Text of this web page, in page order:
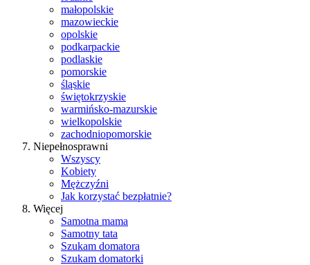
małopolskie
mazowieckie
opolskie
podkarpackie
podlaskie
pomorskie
śląskie
świętokrzyskie
warmińsko-mazurskie
wielkopolskie
zachodniopomorskie
Niepełnosprawni
Wszyscy
Kobiety
Mężczyźni
Jak korzystać bezpłatnie?
Więcej
Samotna mama
Samotny tata
Szukam domatora
Szukam domatorki